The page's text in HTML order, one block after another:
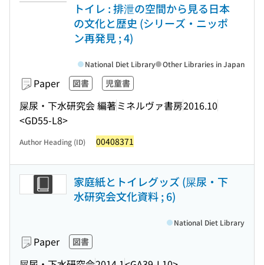
トイレ : 排泄の空間から見る日本
の文化と歴史 (シリーズ・ニッポ
ン再発見 ; 4)
Paper 図書 児童書
屎尿・下水研究会 編著ミネルヴァ書房2016.10
<GD55-L8>
National Diet Library Other Libraries in Japan
Author Heading (ID) 00408371
家庭紙とトイレグッズ (屎尿・下
水研究会文化資料 ; 6)
Paper 図書
National Diet Library